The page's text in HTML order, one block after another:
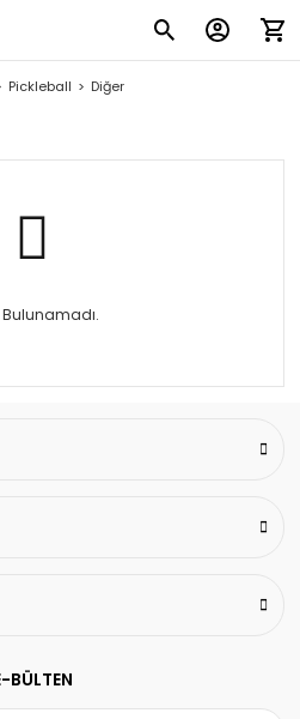
Pickleball Diğer
Bulunamadı.
BÜLTEN